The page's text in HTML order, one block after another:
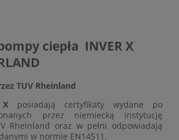
ciepła INVER X
TUV Rheinland
posiadają certyfikaty wydane po
przez niemiecką instytucję
Rheinland oraz w pełni odpowiadają
w normie EN14511.